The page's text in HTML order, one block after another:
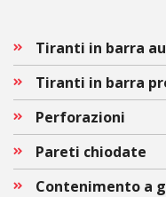
Tiranti in barra
Tiranti in barra
Perforazioni
Pareti chiodate
Contenimento a